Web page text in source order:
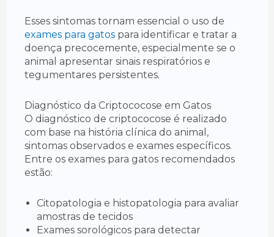
Esses sintomas tornam essencial o uso de
exames para gatos para identificar e tratar a
doença precocemente, especialmente se o
animal apresentar sinais respiratórios e
tegumentares persistentes.
Diagnóstico da Criptococose em Gatos
O diagnóstico de criptococose é realizado
com base na história clínica do animal,
sintomas observados e exames específicos.
Entre os exames para gatos recomendados
estão:
Citopatologia e histopatologia para avaliar
amostras de tecidos
Exames sorológicos para detectar